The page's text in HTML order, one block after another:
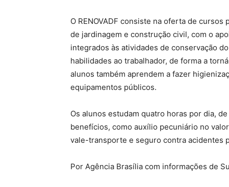
O RENOVADF consiste na oferta de
de jardinagem e construção civil, com o
integrados às atividades de conservação
habilidades ao trabalhador, de forma a
alunos também aprendem a fazer
equipamentos públicos.
Os alunos estudam quatro horas por dia,
benefícios, como auxílio pecuniário no
vale-transporte e seguro contra acidentes
Por Agência Brasília com informações de